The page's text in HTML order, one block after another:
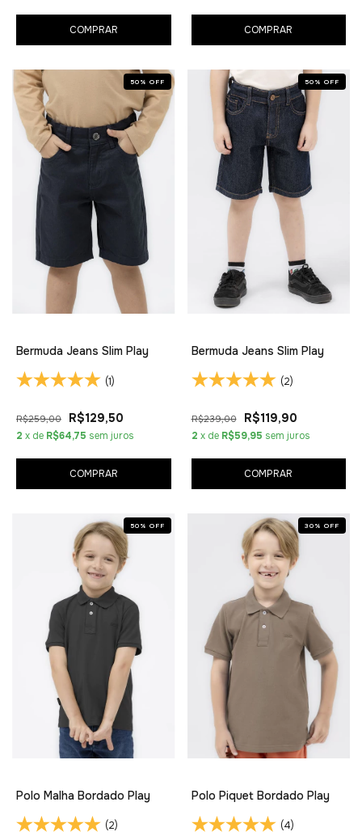
COMPRAR COMPRAR
50 % OFF
Bermuda Jeans Slim Play
(1)
R$259,00 R$129,50
2 x de R$64,75 sem juros
COMPRAR
50 % OFF
Bermuda Jeans Slim Play
(2)
R$239,00 R$119,90
2 x de R$59,95 sem juros
COMPRAR
50 % OFF
Polo Malha Bordado Play
(2)
30 % OFF
Polo Piquet Bordado Play
(4)